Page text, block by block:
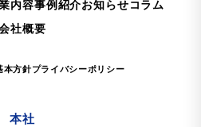
内容事例紹介お知らせコラム
社概要
本方針プライバシーポリシー
本社